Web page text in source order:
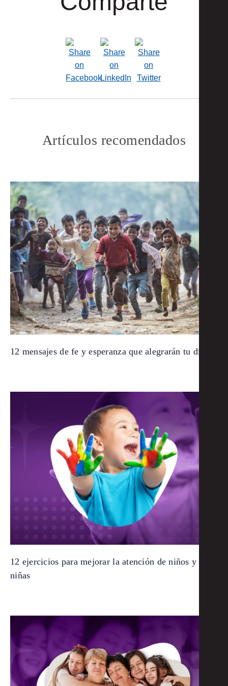
Artículos recomendados
12 mensajes de fe y esperanza que alegrarán tu día
12 ejercicios para mejorar la atención de niños y
niñas